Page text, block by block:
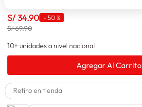
6. tv
7 laptop
9. spiderman
10. lavadora
S/34.90 - 50 %
S/ 69.90
10+ unidades a nivel nacional
Agregar Al Carrito
Retiro en tienda